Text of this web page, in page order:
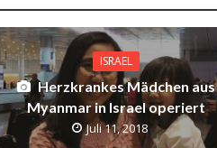
ISRAEL
Herzkrankes Mädchen aus
Myanmar in Israel operiert
Juli 11, 2018